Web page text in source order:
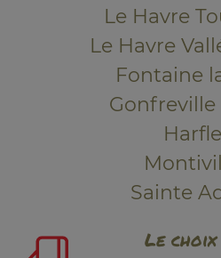
Le Havre
Le Havre
Fontaine
Gonfreville
Sainte
Le choix